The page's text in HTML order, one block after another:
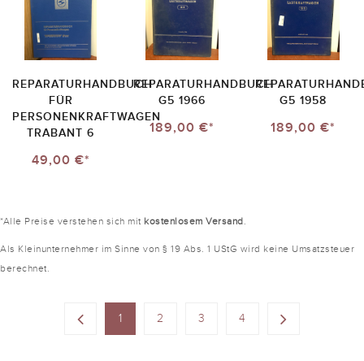
REPARATURHANDBUCH
FÜR
PERSONENKRAFTWAGEN
TRABANT 6
49,00 €*
REPARATURHANDBUCH
G5 1966
189,00 €*
G5 1958
189,00 €*
*Alle Preise verstehen sich mit kostenlosem Versand.
Als Kleinunternehmer im Sinne von § 19 Abs. 1 UStG wird keine Umsatzsteuer
berechnet.
1 2 3 4